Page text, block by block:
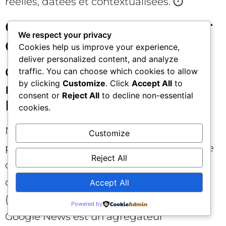
Questions fréquentes sur
Google Discover
Google Discover, est-ce la
même chose que Google
News ?
Non. Google Discover est un flux
personnalisé sur mobile qui recommande
des contenus en fonction des centres
d’intérêt et de l’historique d’activité
(lorsque disponible), sans requête saisie.
Google News est un agrégateur
We respect your privacy
Cookies help us improve your experience,
deliver personalized content, and analyze
traffic. You can choose which cookies to allow
by clicking Customize. Click Accept All to
consent or Reject All to decline non-essential
cookies.
Customize
Reject All
Accept All
Powered by